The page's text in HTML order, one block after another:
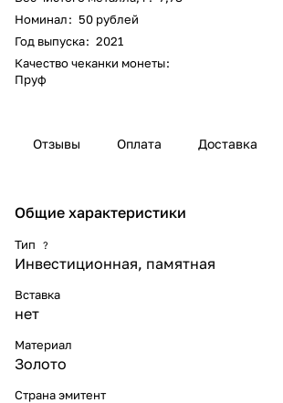
Номинал: 50 рублей
Год выпуска: 2021
Качество чеканки монеты:
Пруф
Отзывы Оплата Доставка
Общие характеристики
Тип ?
Инвестиционная, памятная
Вставка
нет
Материал
Золото
Страна эмитент